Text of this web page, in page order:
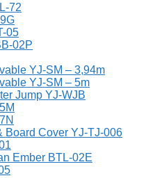
72
05
02P
YJ-SM – 3,94m
YJ-SM – 5m
Jump YJ-WJB
Board Cover YJ-TJ-006
Ember BTL-02E